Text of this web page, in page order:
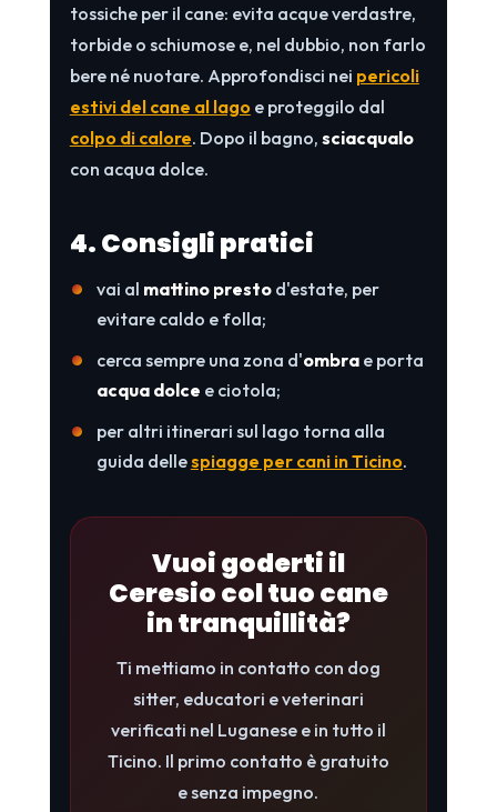
tossiche per il cane: evita acque verdastre,
torbide o schiumose e, nel dubbio, non farlo
bere né nuotare. Approfondisci nei pericoli
estivi del cane al lago e proteggilo dal
colpo di calore. Dopo il bagno, sciacqualo
con acqua dolce.
4. Consigli pratici
vai al mattino prestod'estate, per
evitare caldo e folla;
cerca sempre una zona d'ombrae porta
acqua dolce e ciotola;
per altri itinerari sul lago torna alla
guida dellespiagge per cani in Ticino.
Vuoi goderti il
Ceresio col tuo cane
in tranquillità?
Ti mettiamo in contatto con dog
sitter, educatori e veterinari
verificati nel Luganese e in tutto il
Ticino. Il primo contatto è gratuito
e senza impegno.